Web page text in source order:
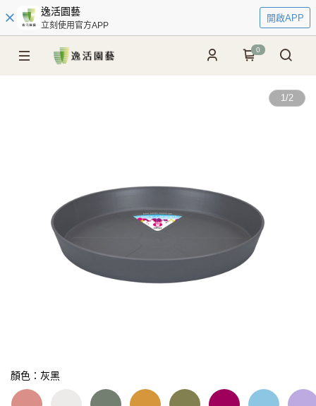
逸活園藝
立刻使用官方APP
開啟APP
0
1/2
顏色：灰黑